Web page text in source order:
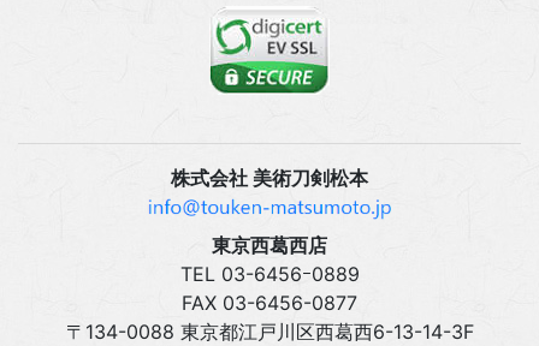
株式会社 美術刀剣松本
東京西葛西店
TEL 03‍-6456ｰ0889
FAX 03‍-6456-0877
〒134-0088 東京都江戸川区西葛西6-13-14-3F